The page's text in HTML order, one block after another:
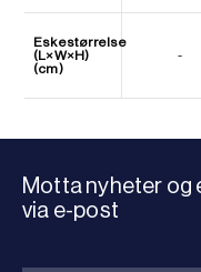
Eskestørrelse
(L×W×H)
(cm)
-
Motta nyheter og
via e-post